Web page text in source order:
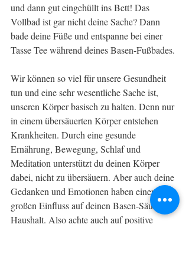
und dann gut eingehüllt ins Bett! Das
Vollbad ist gar nicht deine Sache? Dann
bade deine Füße und entspanne bei einer
Tasse Tee während deines Basen-Fußbades.
Wir können so viel für unsere Gesundheit
tun und eine sehr wesentliche Sache ist,
unseren Körper basisch zu halten. Denn nur
in einem übersäuerten Körper entstehen
Krankheiten. Durch eine gesunde
Ernährung, Bewegung, Schlaf und
Meditation unterstützt du deinen Körper
dabei, nicht zu übersäuern. Aber auch deine
Gedanken und Emotionen haben einen
großen Einfluss auf deinen Basen-Säure-
Haushalt. Also achte auch auf positive